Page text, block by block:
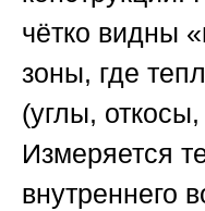
чётко видны
зоны, где
(углы,
Измеряется
внутреннего